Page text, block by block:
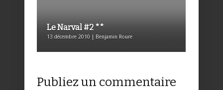
Le Narval #2 **
13 décembre 2010 | Benjamin Roure
Publiez un commentaire